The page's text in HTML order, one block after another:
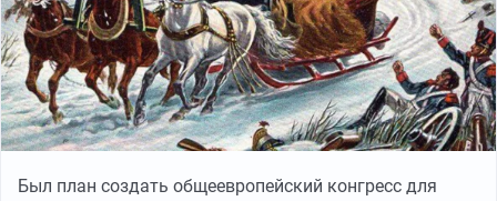
Был план создать общеевропейский конгресс для